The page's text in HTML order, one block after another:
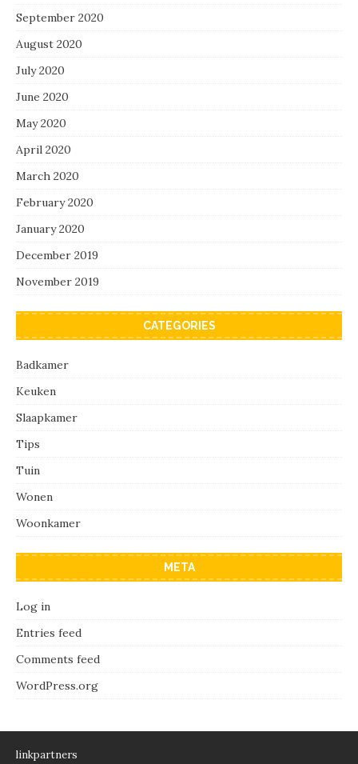
September 2020
August 2020
July 2020
June 2020
May 2020
April 2020
March 2020
February 2020
January 2020
December 2019
November 2019
CATEGORIES
Badkamer
Keuken
Slaapkamer
Tips
Tuin
Wonen
Woonkamer
META
Log in
Entries feed
Comments feed
WordPress.org
linkpartners